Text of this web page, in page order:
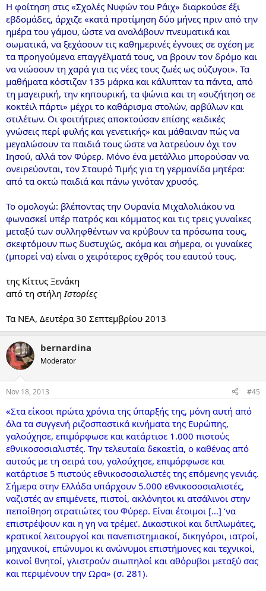
Η φοίτηση στις «Σχολές Νυφών του Ράιχ» διαρκούσε έξι
εβδομάδες, άρχιζε «κατά προτίμηση δύο μήνες πριν από την
ημέρα του γάμου, ώστε να αναλάβουν πνευματικά και
σωματικά, να ξεχάσουν τις καθημερινές έγνοιες σε σχέση με
τα προηγούμενα επαγγέλματά τους, να βρουν τον δρόμο και
να νιώσουν τη χαρά για τις νέες τους ζωές ως σύζυγοι». Τα
μαθήματα κόστιζαν 135 μάρκα και κάλυπταν τα πάντα, από
τη μαγειρική, την κηπουρική, τα ψώνια και τη «συζήτηση σε
κοκτέιλ πάρτι» μέχρι το καθάρισμα στολών, αρβύλων και
στιλέτων. Οι φοιτήτριες αποκτούσαν επίσης «ειδικές
γνώσεις περί φυλής και γενετικής» και μάθαιναν πώς να
μεγαλώσουν τα παιδιά τους ώστε να λατρεύουν όχι τον
Ιησού, αλλά τον Φύρερ. Μόνο ένα μετάλλιο μπορούσαν να
ονειρεύονται, τον Σταυρό Τιμής για τη γερμανίδα μητέρα:
από τα οκτώ παιδιά και πάνω γινόταν χρυσός.
Το ομολογώ: βλέποντας την Ουρανία Μιχαλολιάκου να
φωνασκεί υπέρ πατρός και κόμματος και τις τρεις γυναίκες
μεταξύ των συλληφθέντων να κρύβουν τα πρόσωπα τους,
σκεφτόμουν πως δυστυχώς, ακόμα και σήμερα, οι γυναίκες
(μπορεί να) είναι ο χειρότερος εχθρός του εαυτού τους.
της Κίττυς Ξενάκη
από τη στήληΙστορίες
Τα ΝΕΑ, Δευτέρα 30 Σεπτεμβρίου 2013
bernardina
Moderator
Nov 18, 2013 #45
«Στα είκοσι πρώτα χρόνια της ύπαρξής της, μόνη αυτή από
όλα τα συγγενή ριζοσπαστικά κινήματα της Ευρώπης,
γαλούχησε, επιμόρφωσε και κατάρτισε 1.000 πιστούς
εθνικοσοσιαλιστές. Την τελευταία δεκαετία, ο καθένας από
αυτούς με τη σειρά του, γαλούχησε, επιμόρφωσε και
κατάρτισε 5 πιστούς εθνικοσοσιαλιστές της επόμενης γενιάς.
Σήμερα στην Ελλάδα υπάρχουν 5.000 εθνικοσοσιαλιστές,
ναζιστές αν επιμένετε, πιστοί, ακλόνητοι κι ατσάλινοι στην
πεποίθηση στρατιώτες του Φύρερ. Είναι έτοιμοι […] ‘να
επιστρέψουν και η γη να τρέμει’. Δικαστικοί και διπλωμάτες,
κρατικοί λειτουργοί και πανεπιστημιακοί, δικηγόροι, ιατροί,
μηχανικοί, επώνυμοι κι ανώνυμοι επιστήμονες και τεχνικοί,
κοινοί θνητοί, γλιστρούν σιωπηλοί και αθόρυβοι μεταξύ σας
και περιμένουν την Ωρα» (σ. 281).